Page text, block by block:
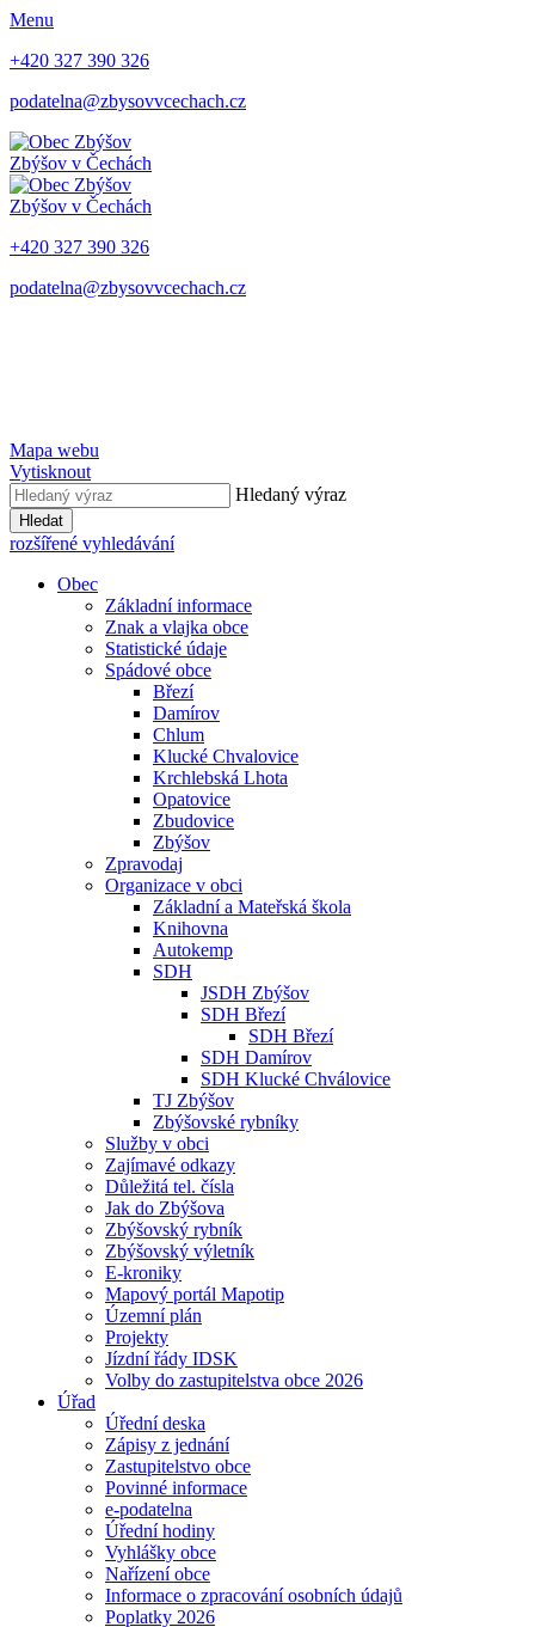
Menu
+420 327 390 326
podatelna@zbysovvcechach.cz
Zbýšov v Čechách
Zbýšov v Čechách
+420 327 390 326
podatelna@zbysovvcechach.cz
Mapa webu
Vytisknout
Hledaný výraz
Hledat
rozšířené vyhledávání
Obec
Základní informace
Znak a vlajka obce
Statistické údaje
Spádové obce
Březí
Damírov
Chlum
Klucké Chvalovice
Krchlebská Lhota
Opatovice
Zbudovice
Zbýšov
Zpravodaj
Organizace v obci
Základní a Mateřská škola
Knihovna
Autokemp
SDH
JSDH Zbýšov
SDH Březí
SDH Březí
SDH Damírov
SDH Klucké Chválovice
TJ Zbýšov
Zbýšovské rybníky
Služby v obci
Zajímavé odkazy
Důležitá tel. čísla
Jak do Zbýšova
Zbýšovský rybník
Zbýšovský výletník
E-kroniky
Mapový portál Mapotip
Územní plán
Projekty
Jízdní řády IDSK
Volby do zastupitelstva obce 2026
Úřad
Úřední deska
Zápisy z jednání
Zastupitelstvo obce
Povinné informace
e-podatelna
Úřední hodiny
Vyhlášky obce
Nařízení obce
Informace o zpracování osobních údajů
Poplatky 2026